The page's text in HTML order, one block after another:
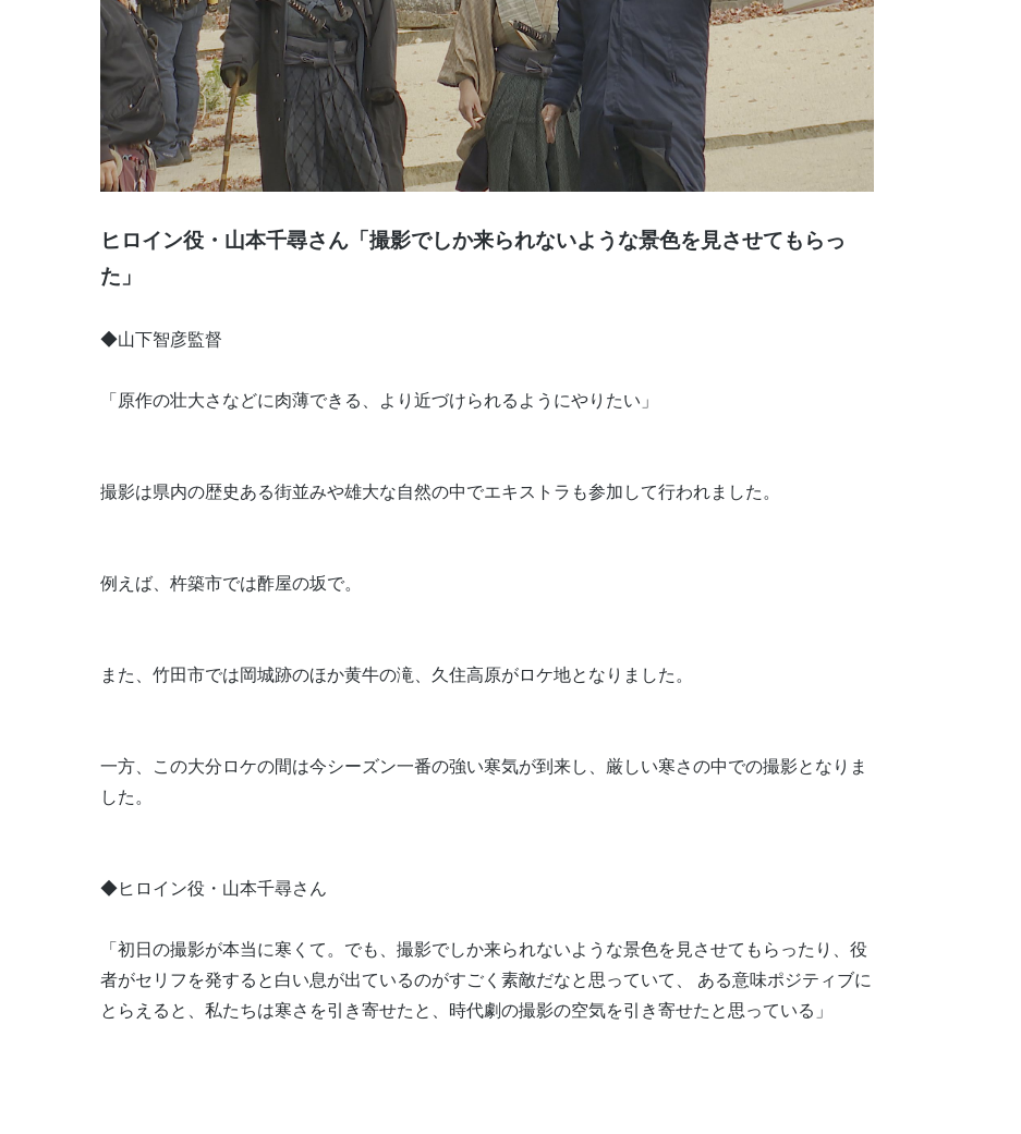
ヒロイン役・山本千尋さん「撮影でしか来られないような景色を見させてもらっ
た」
◆山下智彦監督
「原作の壮大さなどに肉薄できる、より近づけられるようにやりたい」
撮影は県内の歴史ある街並みや雄大な自然の中でエキストラも参加して行われました。
例えば、杵築市では酢屋の坂で。
また、竹田市では岡城跡のほか黄牛の滝、久住高原がロケ地となりました。
一方、この大分ロケの間は今シーズン一番の強い寒気が到来し、厳しい寒さの中での撮影となりま
した。
◆ヒロイン役・山本千尋さん
「初日の撮影が本当に寒くて。でも、撮影でしか来られないような景色を見させてもらったり、役
者がセリフを発すると白い息が出ているのがすごく素敵だなと思っていて、 ある意味ポジティブに
とらえると、私たちは寒さを引き寄せたと、時代劇の撮影の空気を引き寄せたと思っている」